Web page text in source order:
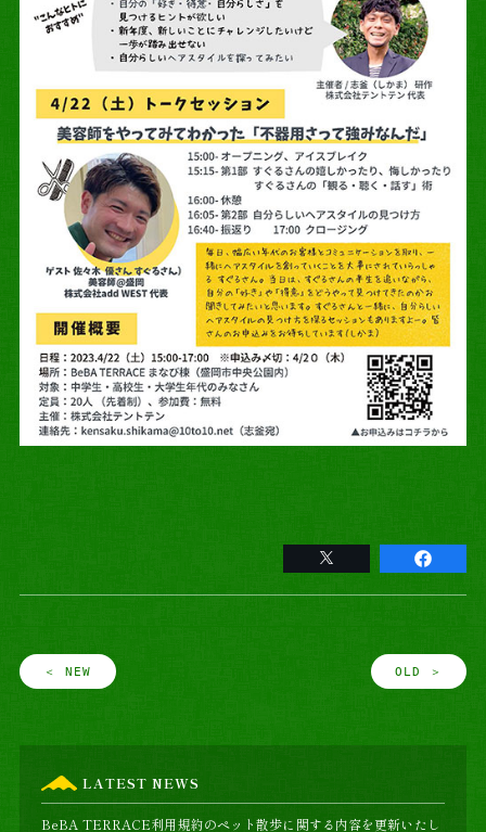
＜ NEW OLD ＞
LATEST NEWS
BeBA TERRACE利用規約のペット散歩に関する内容を更新いたし